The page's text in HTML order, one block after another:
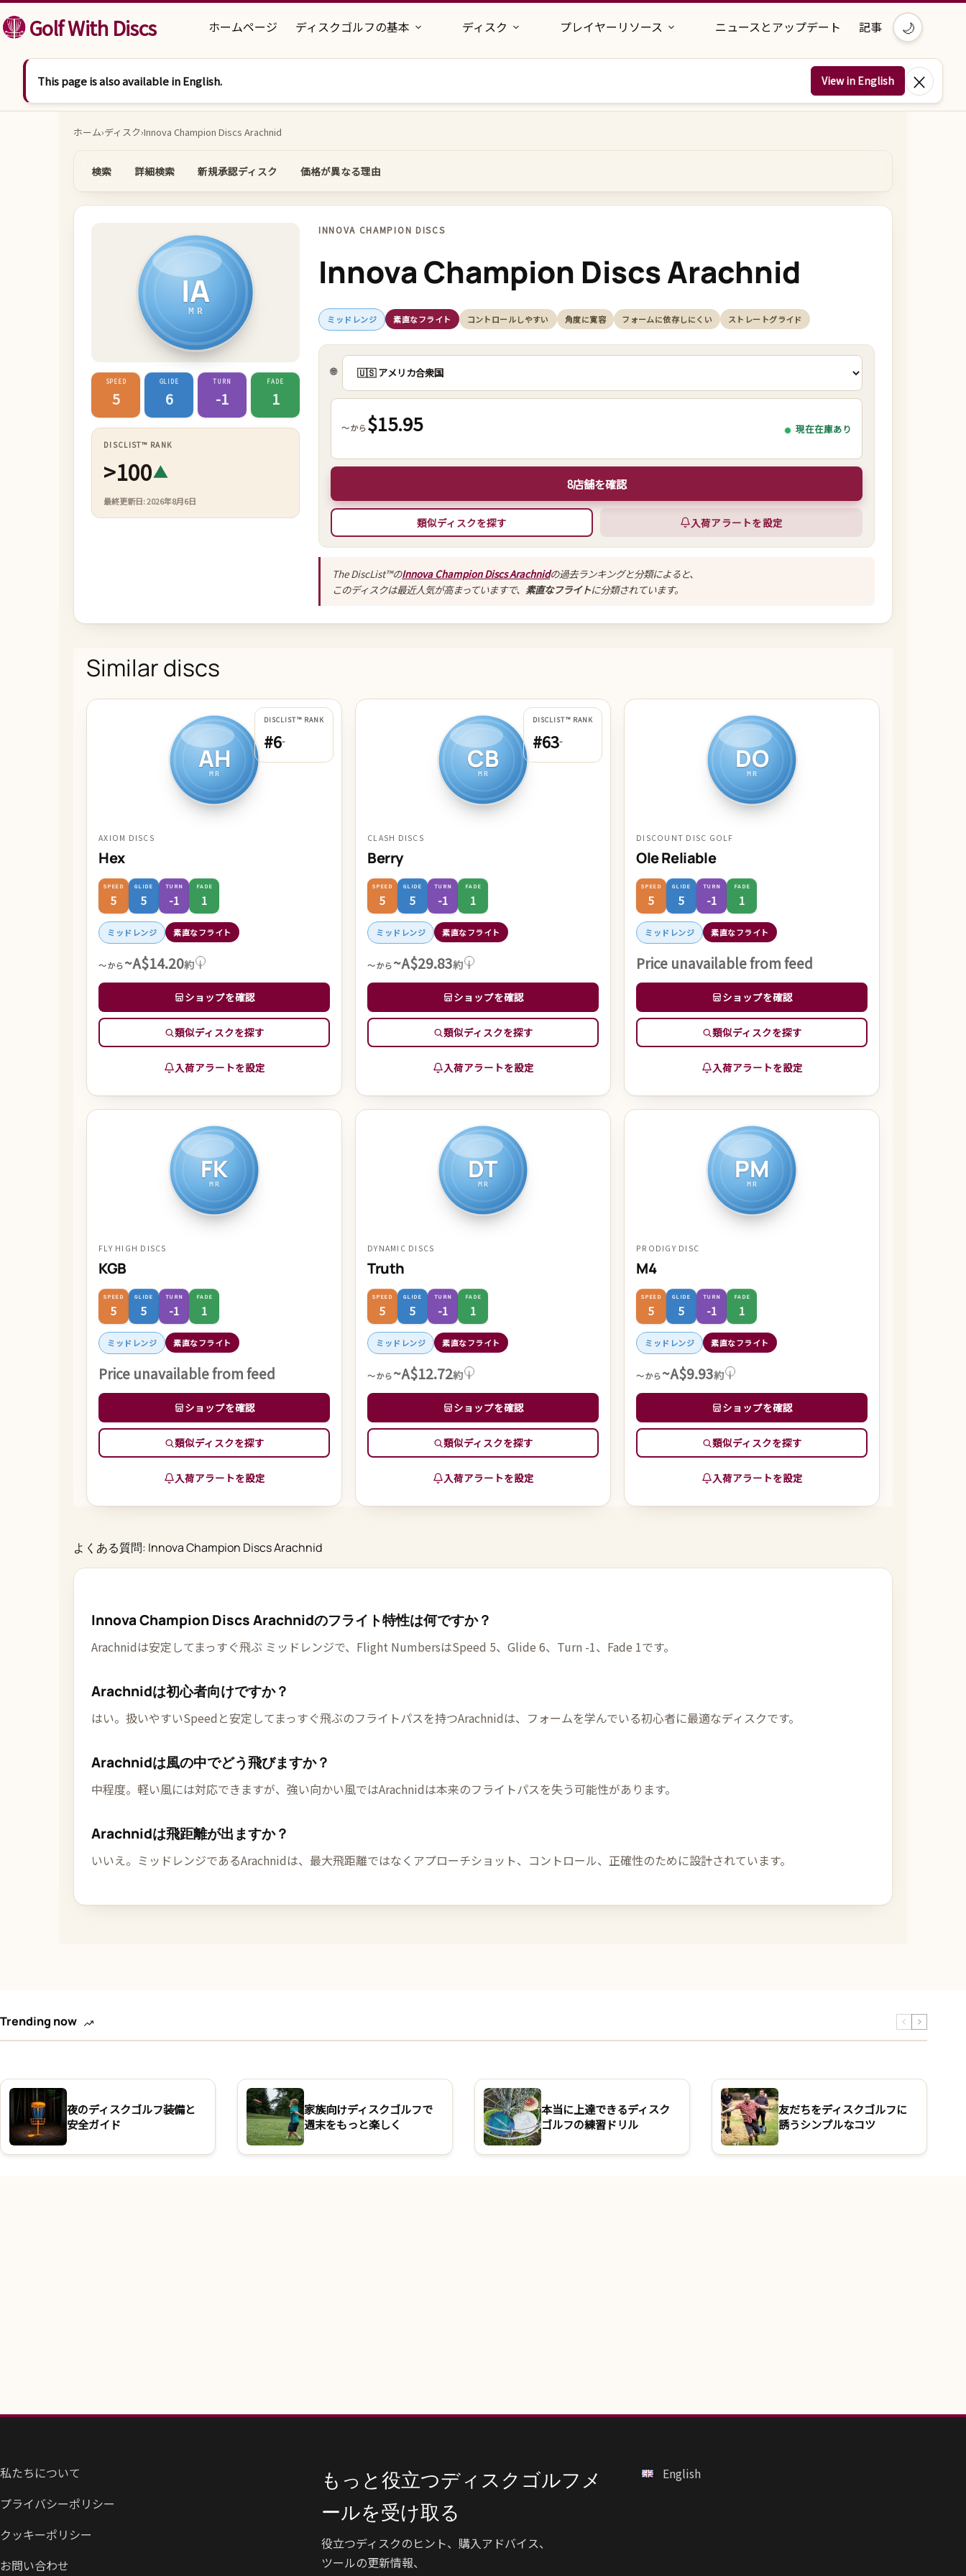
コンテンツへスキップ
Golf With Discs ホームページ ディスクゴルフの基本 ディスク プレイヤーリソース ニュースとアップデート 記事 🌙
This page is also available in English. View in English ×
ホーム›ディスク›Innova Champion Discs Arachnid
検索 詳細検索 新規承認ディスク 価格が異なる理由
IA
MR
SPEED
5
GLIDE
6
TURN
-1
FADE
1
DISCLIST™ RANK
>100▲
最終更新日: 2026年8月6日
INNOVA CHAMPION DISCS
Innova Champion Discs Arachnid
ミッドレンジ 素直なフライト コントロールしやすい 角度に寛容 フォームに依存しにくい ストレートグライド
🌐
～から$15.95 現在在庫あり
8店舗を確認
類似ディスクを探す 入荷アラートを設定
The DiscList™のInnova Champion Discs Arachnidの過去ランキングと分類によると、
このディスクは最近人気が高まっていますで、 素直なフライトに分類されています。
Similar discs
AH
MR
DISCLIST™ RANK
#6-
AXIOM DISCS
Hex
SPEED
5
GLIDE
5
TURN
-1
FADE
1
ミッドレンジ 素直なフライト
～から~A$14.20約 i
ショップを確認
類似ディスクを探す
入荷アラートを設定
CB
MR
DISCLIST™ RANK
#63-
CLASH DISCS
Berry
SPEED
5
GLIDE
5
TURN
-1
FADE
1
ミッドレンジ 素直なフライト
～から~A$29.83約 i
ショップを確認
類似ディスクを探す
入荷アラートを設定
DO
MR
DISCOUNT DISC GOLF
Ole Reliable
SPEED
5
GLIDE
5
TURN
-1
FADE
1
ミッドレンジ 素直なフライト
Price unavailable from feed
ショップを確認
類似ディスクを探す
入荷アラートを設定
FK
MR
FLY HIGH DISCS
KGB
SPEED
5
GLIDE
5
TURN
-1
FADE
1
ミッドレンジ 素直なフライト
Price unavailable from feed
ショップを確認
類似ディスクを探す
入荷アラートを設定
DT
MR
DYNAMIC DISCS
Truth
SPEED
5
GLIDE
5
TURN
-1
FADE
1
ミッドレンジ 素直なフライト
～から~A$12.72約 i
ショップを確認
類似ディスクを探す
入荷アラートを設定
PM
MR
PRODIGY DISC
M4
SPEED
5
GLIDE
5
TURN
-1
FADE
1
ミッドレンジ 素直なフライト
～から~A$9.93約 i
ショップを確認
類似ディスクを探す
入荷アラートを設定
よくある質問: Innova Champion Discs Arachnid
Innova Champion Discs Arachnidのフライト特性は何ですか？
Arachnidは安定してまっすぐ飛ぶ ミッドレンジで、Flight NumbersはSpeed 5、Glide 6、Turn -1、Fade 1です。
Arachnidは初心者向けですか？
はい。扱いやすいSpeedと安定してまっすぐ飛ぶのフライトパスを持つArachnidは、フォームを学んでいる初心者に最適なディスクです。
Arachnidは風の中でどう飛びますか？
中程度。軽い風には対応できますが、強い向かい風ではArachnidは本来のフライトパスを失う可能性があります。
Arachnidは飛距離が出ますか？
いいえ。ミッドレンジであるArachnidは、最大飛距離ではなくアプローチショット、コントロール、正確性のために設計されています。
Trending now
夜のディスクゴルフ装備と
安全ガイド
家族向けディスクゴルフで
週末をもっと楽しく
本当に上達できるディスク
ゴルフの練習ドリル
友だちをディスクゴルフに
誘うシンプルなコツ
私たちについて
プライバシーポリシー
クッキーポリシー
お問い合わせ
もっと役立つディスクゴルフメ
ールを受け取る
役立つディスクのヒント、購入アドバイス、
ツールの更新情報、
English